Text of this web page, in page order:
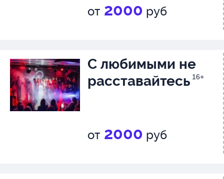
от 2000 руб
С любимыми не
расставайтесь 16+
от 2000 руб